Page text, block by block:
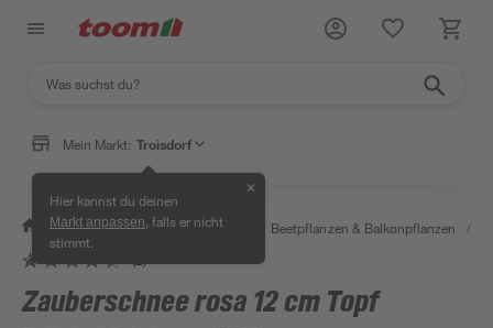
Mein Markt: Troisdorf
Hier kannst du deinen
Markt anpassen , falls er nicht
stimmt.
✕
/ Garten & Freizeit / Pflanzen Beetpflanzen & Balkonpflanzen /
Zauberschnee rosa 12 cm Topf